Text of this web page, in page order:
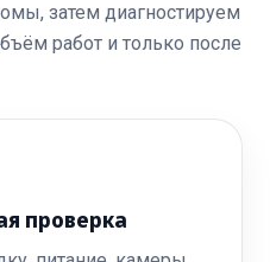
затем диагностируем
работ и только после
проверка